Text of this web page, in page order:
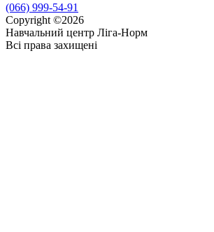
(066) 999-54-91
Copyright ©2026
Навчальний центр Ліга-Норм
Всі права захищені